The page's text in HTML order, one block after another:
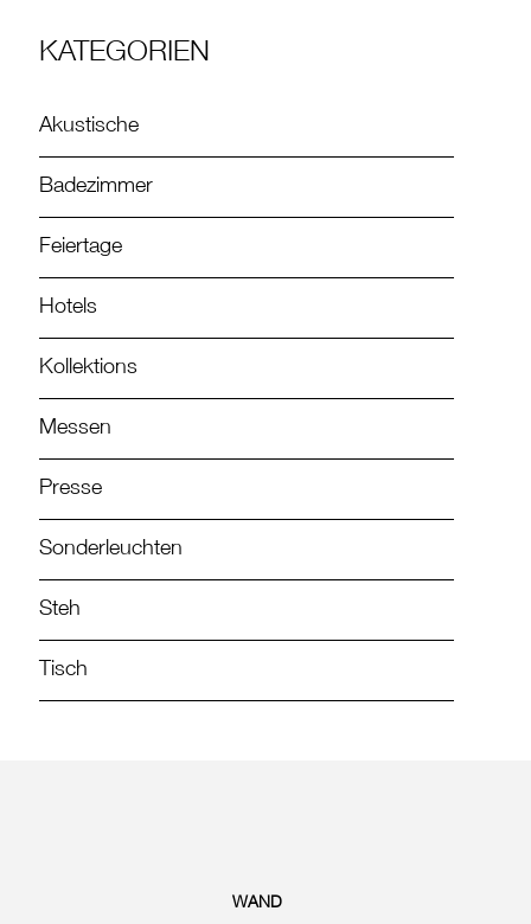
KATEGORIEN
Akustische
Badezimmer
Feiertage
Hotels
Kollektions
Messen
Presse
Sonderleuchten
Steh
Tisch
WAND